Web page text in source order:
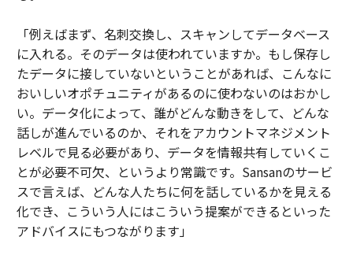
「例えばまず、名刺交換し、スキャンしてデータベース
に入れる。そのデータは使われていますか。もし保存し
たデータに接していないということがあれば、こんなに
おいしいオポチュニティがあるのに使わないのはおかし
い。データ化によって、誰がどんな動きをして、どんな
話しが進んでいるのか、それをアカウントマネジメント
レベルで見る必要があり、データを情報共有していくこ
とが必要不可欠、というより常識です。Sansanのサービ
スで言えば、どんな人たちに何を話しているかを見える
化でき、こういう人にはこういう提案ができるといった
アドバイスにもつながります」